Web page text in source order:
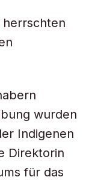
herrschten
wurden
Indigenen
Direktorin
für das